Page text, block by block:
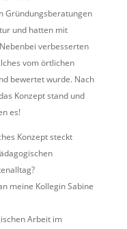
Gründungsberatungen
und hatten mit
verbesserten
vom örtlichen
bewertet wurde. Nach
Konzept stand und
es!
Konzept steckt
meine Kollegin Sabine
Arbeit im